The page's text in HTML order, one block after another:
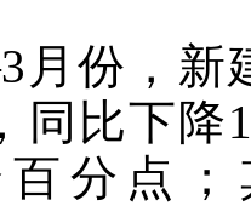
3 月份，新
同比下降
百分点